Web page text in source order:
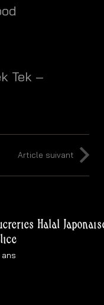
Tek –
Article suivant
Halal Japonaises :